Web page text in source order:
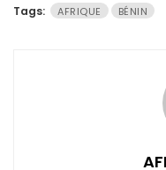
Tags: AFRIQUE BÉNIN